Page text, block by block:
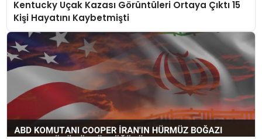
Kentucky Uçak Kazası Görüntüleri Ortaya Çıktı 15
Kişi Hayatını Kaybetmişti